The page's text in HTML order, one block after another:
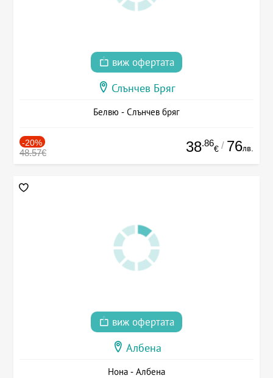
виж офертата
Слънчев Бряг
Белвю - Слънчев бряг
-20%
48.57€ 38.86
€ / 76лв.
виж офертата
Албена
Нона - Албена